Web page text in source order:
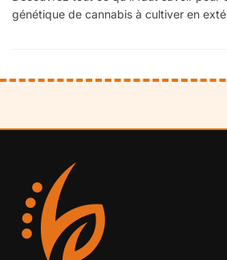
génétique de cannabis à cultiver en